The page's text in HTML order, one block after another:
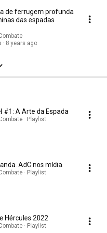
de ferrugem profunda
das espadas
8 years ago
#1: A Arte da Espada
· Playlist
AdC nos mídia.
· Playlist
Hércules 2022
· Playlist